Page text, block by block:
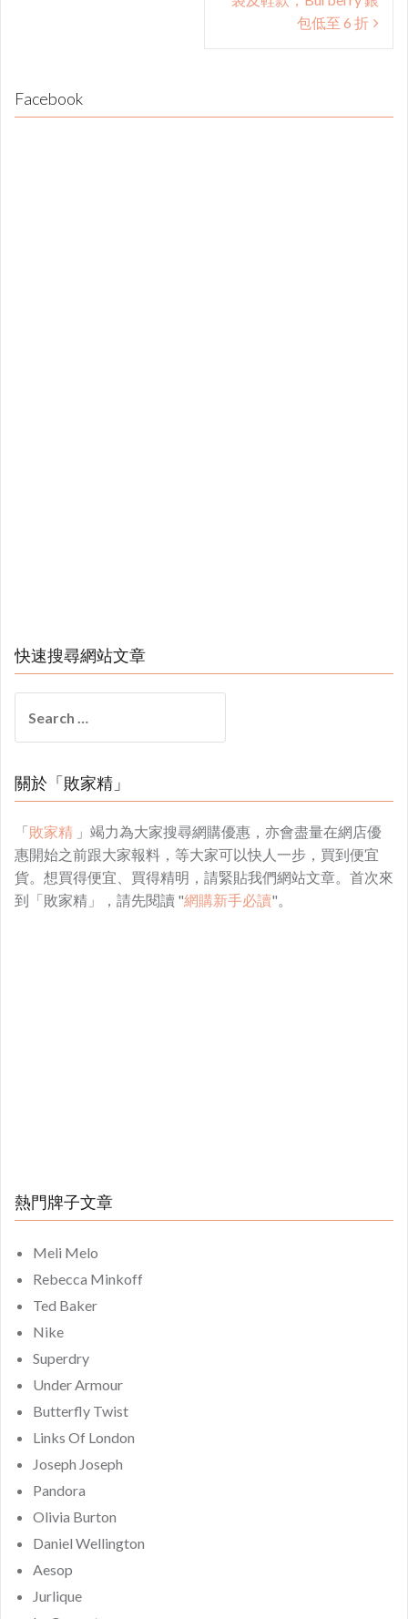
包低至 6 折
Facebook
快速搜尋網站文章
for:
關於「敗家精」
「敗家精 」竭力為大家搜尋網購優惠，亦會盡量在網店優
惠開始之前跟大家報料，等大家可以快人一步，買到便宜
貨。想買得便宜、買得精明，請緊貼我們網站文章。首次來
到「敗家精」，請先閱讀 "網購新手必讀"。
熱門牌子文章
Meli Melo
Rebecca Minkoff
Ted Baker
Nike
Superdry
Under Armour
Butterfly Twist
Links Of London
Joseph Joseph
Pandora
Olivia Burton
Daniel Wellington
Aesop
Jurlique